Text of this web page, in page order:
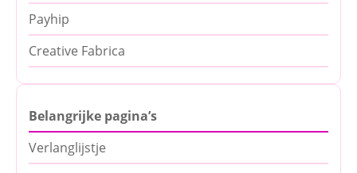
Payhip
Creative Fabrica
Belangrijke pagina’s
Verlanglijstje